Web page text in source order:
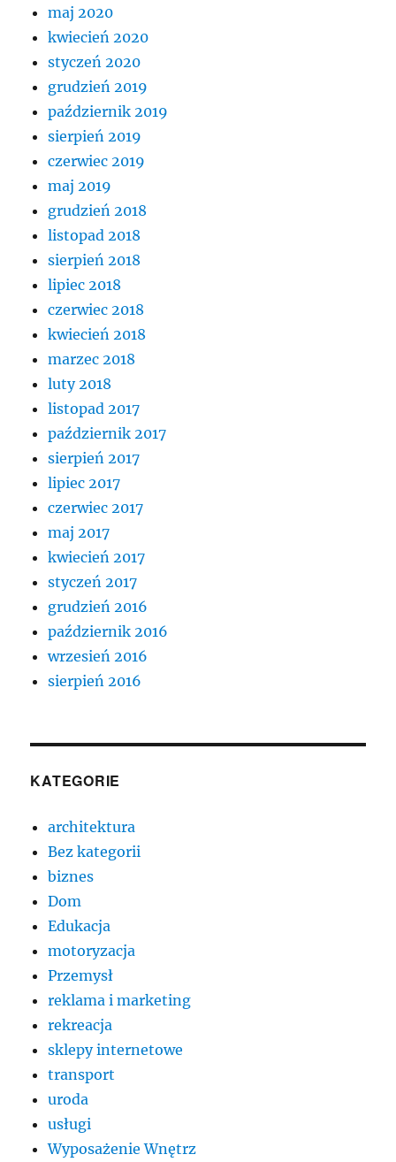
maj 2020
kwiecień 2020
styczeń 2020
grudzień 2019
październik 2019
sierpień 2019
czerwiec 2019
maj 2019
grudzień 2018
listopad 2018
sierpień 2018
lipiec 2018
czerwiec 2018
kwiecień 2018
marzec 2018
luty 2018
listopad 2017
październik 2017
sierpień 2017
lipiec 2017
czerwiec 2017
maj 2017
kwiecień 2017
styczeń 2017
grudzień 2016
październik 2016
wrzesień 2016
sierpień 2016
KATEGORIE
architektura
Bez kategorii
biznes
Dom
Edukacja
motoryzacja
Przemysł
reklama i marketing
rekreacja
sklepy internetowe
transport
uroda
usługi
Wyposażenie Wnętrz